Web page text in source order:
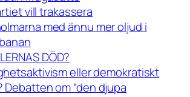
vill trakassera
med ännu mer oljud i
DÖD?
eller demokratiskt
Debatten om “den djupa